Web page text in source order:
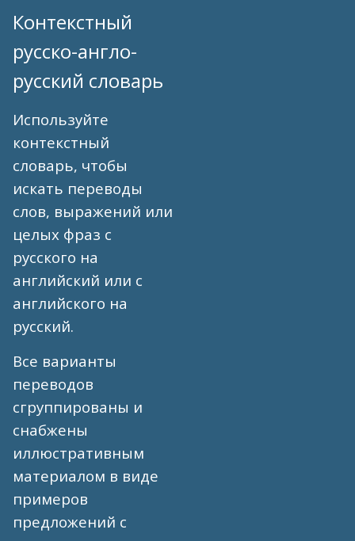
Контекстный
русско-англо-
русский словарь
Используйте
контекстный
словарь, чтобы
искать переводы
слов, выражений или
целых фраз с
русского на
английский или с
английского на
русский.
Все варианты
переводов
сгруппированы и
снабжены
иллюстративным
материалом в виде
примеров
предложений с